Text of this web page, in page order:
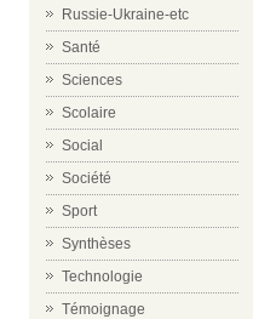
Russie-Ukraine-etc
Santé
Sciences
Scolaire
Social
Société
Sport
Synthèses
Technologie
Témoignage